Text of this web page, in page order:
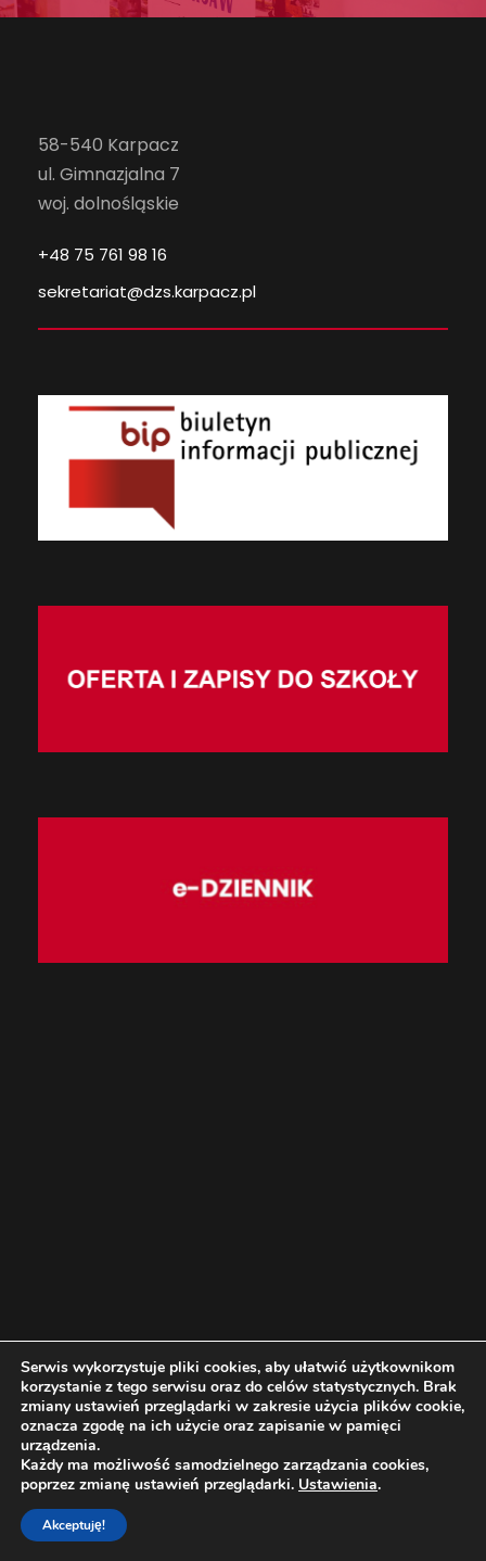
58-540 Karpacz
ul. Gimnazjalna 7
woj. dolnośląskie
+48 75 761 98 16
sekretariat@dzs.karpacz.pl
Serwis wykorzystuje pliki cookies, aby ułatwić użytkownikom
korzystanie z tego serwisu oraz do celów statystycznych. Brak
zmiany ustawień przeglądarki w zakresie użycia plików cookie,
oznacza zgodę na ich użycie oraz zapisanie w pamięci
urządzenia.
Każdy ma możliwość samodzielnego zarządzania cookies,
poprzez zmianę ustawień przeglądarki. Ustawienia.
Akceptuję!